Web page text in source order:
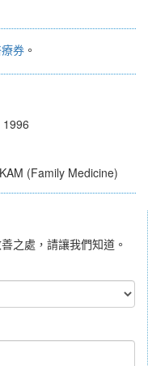
券 。
1996
(Family Medicine)
之處，請讓我們知道。